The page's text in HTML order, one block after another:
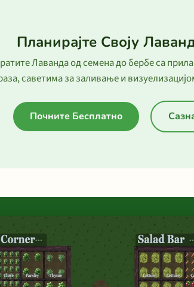
Планирајте Своју
Лаванда од семена до бербе са
саветима за заливање и
Почните Бесплатно